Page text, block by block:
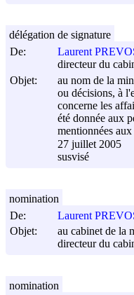
De:
Laurent
directeur du
Objet:
au nom de la
ou décisions, à
concerne les
été donnée aux
mentionnées
27 juillet 2005
susvisé
délégation de signature
De:
Laurent
Objet:
au cabinet de la
directeur du
nomination
nomination